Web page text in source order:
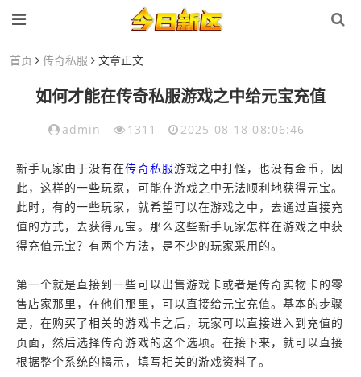
首页 传奇私服 文章正文
如何才能在传奇私服游戏之中给元宝充值
admin 1311 2025-08-18 08:06:46
新手玩家由于没有在传奇私服游戏之中打怪，也没有金币，因
此，这样的一些玩家，可能在游戏之中无法顺利地获得元宝。
此时，有的一些玩家，就希望可以在游戏之中，去通过直接充
值的方式，去获得元宝。那么这些新手玩家怎样在游戏之中获
得充值元宝？有两个方法，是不少的玩家采用的。
第一个就是直接到一些可以出售游戏卡或者是传奇实物卡的零
售店家那里，在他们那里，可以直接给元宝充值。基本的步骤
是，在购买了相关的游戏卡之后，玩家可以直接进入到充值的
页面，然后选择传奇游戏的这个选项。在接下来，就可以直接
根据整个系统的揭示，填写相关的游戏资料了。